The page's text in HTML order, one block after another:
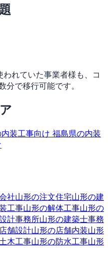
れていた事業者様も、コ
分で移行可能です。
装工事向け 福島県の内装
社山形の注文住宅山形の建
工事山形の解体工事山形の
計事務所山形の建築士事務
舗設計山形の店舗内装山形
木工事山形の防水工事山形